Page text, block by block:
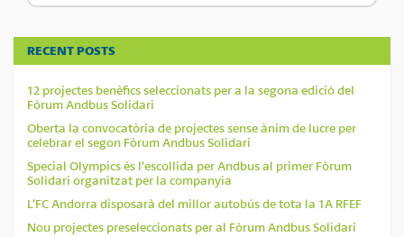
RECENT POSTS
12 projectes benèfics seleccionats per a la segona edició del
Fòrum Andbus Solidari
Oberta la convocatòria de projectes sense ànim de lucre per
celebrar el segon Fòrum Andbus Solidari
Special Olympics és l’escollida per Andbus al primer Fòrum
Solidari organitzat per la companyia
L’FC Andorra disposarà del millor autobús de tota la 1A RFEF
Nou projectes preseleccionats per al Fòrum Andbus Solidari